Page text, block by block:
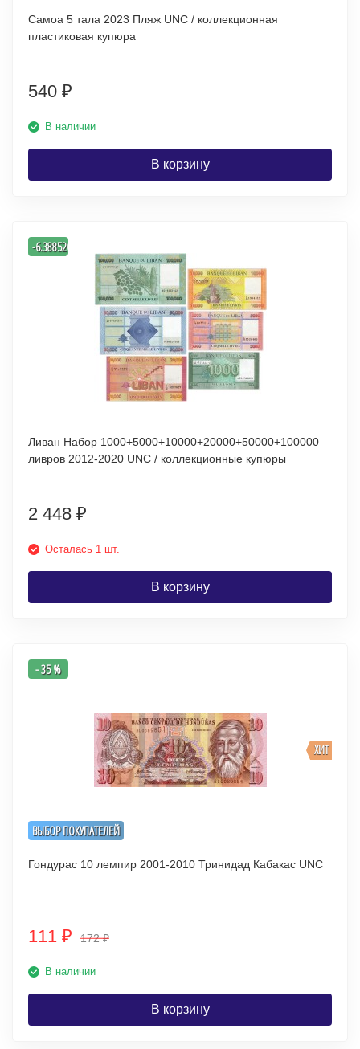
Самоа 5 тала 2023 Пляж UNC / коллекционная
пластиковая купюра
540 ₽
В наличии
В корзину
-
-6.3885267275098
%
Ливан Набор 1000+5000+10000+20000+50000+100000
ливров 2012-2020 UNC / коллекционные купюры
2 448 ₽
Осталась 1 шт.
В корзину
ВЫБОР ПОКУПАТЕЛЕЙ
ХИТ
- 35 %
Гондурас 10 лемпир 2001-2010 Тринидад Кабакас UNC
111 ₽ 172₽
В наличии
В корзину